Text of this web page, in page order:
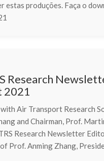
estas produções. Faça o
Research
2021
Air Transport Research
Zhang and
Research Newsletter
Prof. Anming Zhang,